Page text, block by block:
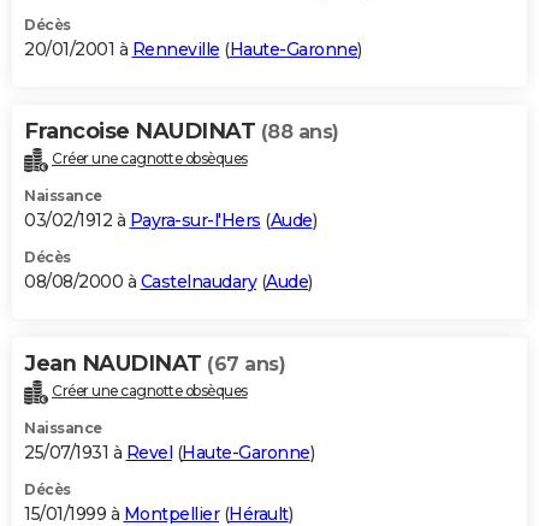
Décès
20/01/2001 à Renneville (Haute-Garonne)
Francoise NAUDINAT (88 ans)
Créer une cagnotte obsèques
Naissance
03/02/1912 à Payra-sur-l'Hers (Aude)
Décès
08/08/2000 à Castelnaudary(Aude)
Jean NAUDINAT (67 ans)
Créer une cagnotte obsèques
Naissance
25/07/1931 à Revel (Haute-Garonne)
Décès
15/01/1999 à Montpellier(Hérault)